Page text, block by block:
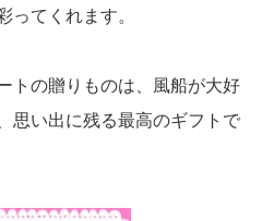
ってくれます。
トの贈りものは、風船が大好
思い出に残る最高のギフトで